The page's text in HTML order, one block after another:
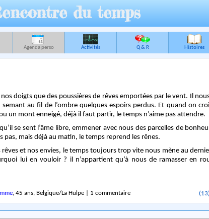
du temps
Agenda perso Activités Q & R Histoires
nos doigts que des poussières de rêves emportées par le vent. Il
au fil de l’ombre quelques espoirs perdus. Et quand on
un mont enneigé, déjà il faut partir, le temps n’aime pas attendre.
se sent l’âme libre, emmener avec nous des parcelles de
mais déjà au matin, le temps reprend les rênes.
et nos envies, le temps toujours trop vite nous mène au
lui en vouloir ? il n’appartient qu’à nous de ramasser en
, 45 ans, Belgique/La Hulpe | 1 commentaire (13)